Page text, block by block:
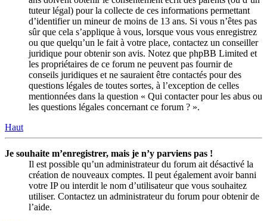
tuteur légal) pour la collecte de ces informations permettant
d’identifier un mineur de moins de 13 ans. Si vous n’êtes pas
sûr que cela s’applique à vous, lorsque vous vous enregistrez
ou que quelqu’un le fait à votre place, contactez un conseiller
juridique pour obtenir son avis. Notez que phpBB Limited et
les propriétaires de ce forum ne peuvent pas fournir de
conseils juridiques et ne sauraient être contactés pour des
questions légales de toutes sortes, à l’exception de celles
mentionnées dans la question « Qui contacter pour les abus ou
les questions légales concernant ce forum ? ».
Haut
Je souhaite m’enregistrer, mais je n’y parviens pas !
Il est possible qu’un administrateur du forum ait désactivé la
création de nouveaux comptes. Il peut également avoir banni
votre IP ou interdit le nom d’utilisateur que vous souhaitez
utiliser. Contactez un administrateur du forum pour obtenir de
l’aide.